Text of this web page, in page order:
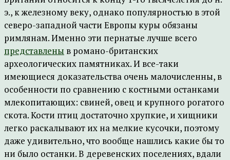
э., к железному веку, однако популярностью в этой
северо-западной части Европы куры обязаны
римлянам. Именно эти пернатые лучше всего
представлены в романо-британских
археологических памятниках. И все-таки
имеющиеся доказательства очень малочисленны, в
особенности по сравнению с костными останками
млекопитающих: свиней, овец и крупного рогатого
скота. Кости птиц достаточно хрупкие, и хищники
легко раскалывают их на мелкие кусочки, поэтому
даже удивительно, что вообще нашлись какие бы то
ни было останки. В деревенских поселениях, вдали